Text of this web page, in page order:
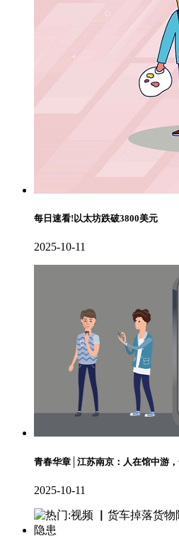
每日速看!以太坊跌破3800美元
2025-10-11
青春华章│江苏南京：人在馆中游
2025-10-11